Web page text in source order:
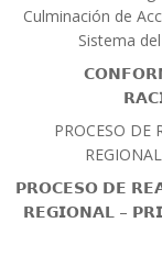
Culminación de
Sistema
PROCESO DE
𝗣𝗥𝗢𝗖𝗘𝗦𝗢 𝗗𝗘
𝗥𝗘𝗚𝗜𝗢𝗡𝗔𝗟 –